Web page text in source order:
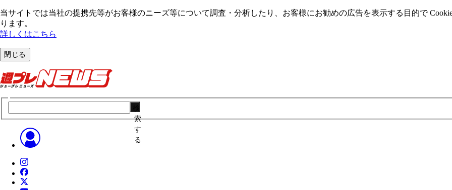
当サイトでは当社の提携先等がお客様のニーズ等について調査・分析したり、お客様にお勧めの広告を表⽰する⽬的で
ります。
詳しくはこちら
閉じる
索
す
る